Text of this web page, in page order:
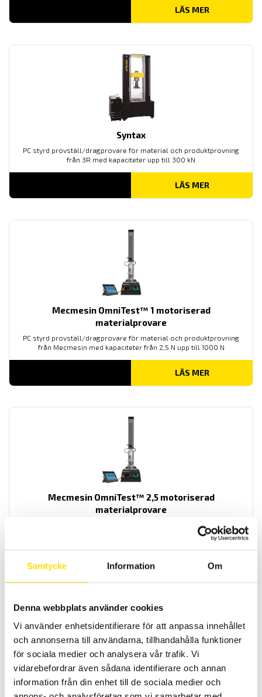
Samtycke Information Om
Denna webbplats använder cookies
Vi använder enhetsidentifierare för att anpassa innehållet
och annonserna till användarna, tillhandahålla funktioner
för sociala medier och analysera vår trafik. Vi
vidarebefordrar även sådana identifierare och annan
information från din enhet till de sociala medier och
LÄS MER
Syntax
PC styrd provställ/dragprovare för material och produktprovning
från 3R med kapaciteter upp till 300 kN
LÄS MER
Mecmesin OmniTest™ 1 motoriserad
materialprovare
PC styrd provställ/dragprovare för material och produktprovning
från Mecmesin med kapaciteter från 2,5 N upp till 1000 N
LÄS MER
Mecmesin OmniTest™ 2,5 motoriserad
materialprovare
PC styrd provställ/dragprovare för material och produktprovning
från Mecmesin med kapaciteter från 2,5 N upp till 2500 N
Mecmesin OmniTest™ 5,0 motoriserad